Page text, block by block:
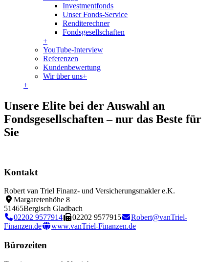
Investmentfonds
Unser Fonds-Service
Renditerechner
Fondsgesellschaften
+
YouTube-Interview
Referenzen
Kundenbewertung
Wir über uns+
+
Unsere Elite bei der Auswahl an
Fondsgesellschaften – nur das Beste für
Sie
Kontakt
Robert van Triel Finanz- und Versicherungsmakler e.K.
Margaretenhöhe 8
51465Bergisch Gladbach
02202 9577914
02202 9577915
Robert@vanTriel-
Finanzen.de
www.vanTriel-Finanzen.de
Bürozeiten